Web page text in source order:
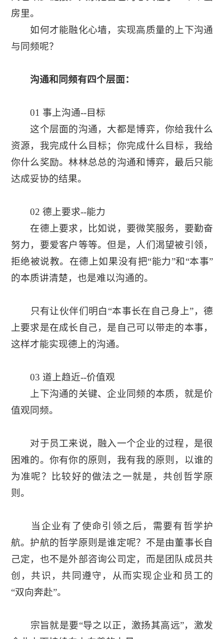
房里。
如何才能融化心墙，实现高质量的上下沟通
与同频呢？
沟通和同频有四个层面：
01 事上沟通--目标
这个层面的沟通，大都是博弈，你给我什么
资源，我完成什么目标；你完成什么目标，我给
你什么奖励。林林总总的沟通和博弈，最后只能
达成妥协的结果。
02 德上要求--能力
在德上要求，比如说，要微笑服务，要勤奋
努力，要爱客户等等。但是，人们渴望被引领，
拒绝被说教。在德上如果没有把“能力”和“本事”
的本质讲清楚，也是难以沟通的。
只有让伙伴们明白“本事长在自己身上”，德
上要求是在成长自己，是自己可以带走的本事，
这样才能实现德上的沟通。
03 道上趋近--价值观
上下沟通的关键、企业同频的本质，就是价
值观同频。
对于员工来说，融入一个企业的过程，是很
困难的。你有你的原则，我有我的原则，以谁的
为准呢？比较好的做法之一就是，共创哲学原
则。
当企业有了使命引领之后，需要有哲学护
航。护航的哲学原则是谁定呢？不是由董事长自
己定，也不是外部咨询公司定，而是团队成员共
创，共识，共同遵守，从而实现企业和员工的
“双向奔赴”。
宗旨就是要“导之以正，激扬其高远”，激发